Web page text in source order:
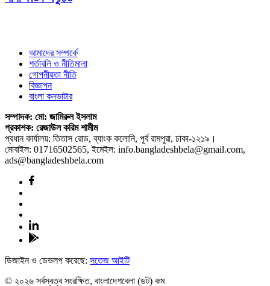
আমাদের সম্পর্কে
শর্তাবলি ও নীতিমালা
গোপনীয়তা নীতি
বিজ্ঞাপন
বাংলা কনভাটার
সম্পাদক: মো: জামিরুল ইসলাম
প্রকাশক: রেজাউল করিম শামীম
প্রধান কার্যালয়: তিতাস রোড, ব্যাংক কলোনি, পূর্ব রামপুরা, ঢাকা-১২১৯।
মোবাইল: 01716502565, ইমেইল: info.bangladeshbela@gmail.com,
ads@bangladeshbela.com
ডিজাইন ও ডেভলপ করেছে: সতেজ আইটি
© ২০২৬ সর্বস্বত্ব সংরক্ষিত, বাংলাদেশবেলা (ডট) কম